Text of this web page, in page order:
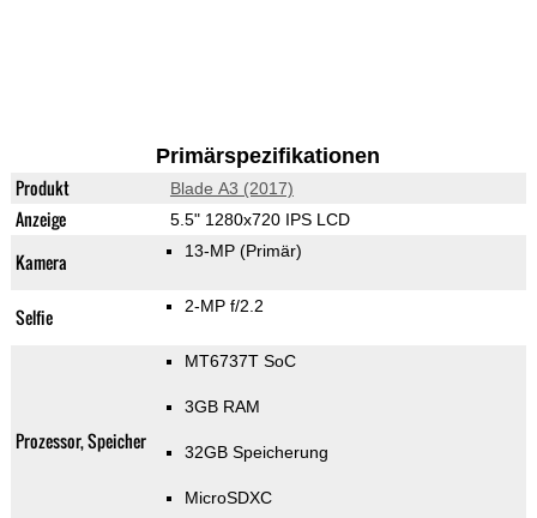
Primärspezifikationen
Produkt Blade A3 (2017)
Anzeige 5.5" 1280x720 IPS LCD
Kamera 13-MP (Primär)
Selfie 2-MP f/2.2
Prozessor, Speicher
MT6737T SoC
3GB RAM
32GB Speicherung
MicroSDXC